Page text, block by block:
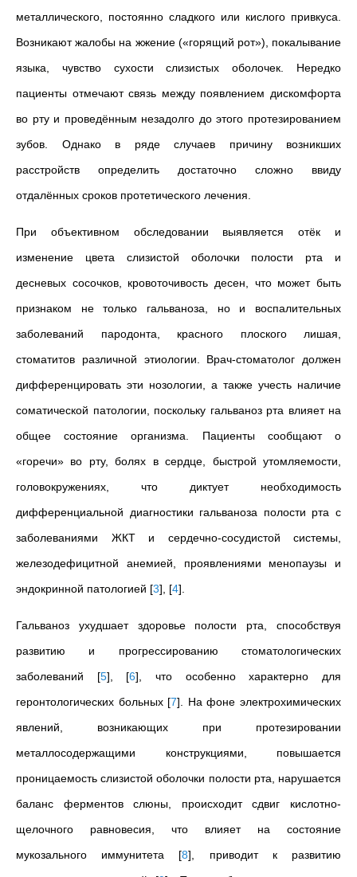
металлического, постоянно сладкого или кислого привкуса.
Возникают жалобы на жжение («горящий рот»), покалывание
языка, чувство сухости слизистых оболочек. Нередко
пациенты отмечают связь между появлением дискомфорта
во рту и проведённым незадолго до этого протезированием
зубов. Однако в ряде случаев причину возникших
расстройств определить достаточно сложно ввиду
отдалённых сроков протетического лечения.
При объективном обследовании выявляется отёк и
изменение цвета слизистой оболочки полости рта и
десневых сосочков, кровоточивость десен, что может быть
признаком не только гальваноза, но и воспалительных
заболеваний пародонта, красного плоского лишая,
стоматитов различной этиологии. Врач-стоматолог должен
дифференцировать эти нозологии, а также учесть наличие
соматической патологии, поскольку гальваноз рта влияет на
общее состояние организма. Пациенты сообщают о
«горечи» во рту, болях в сердце, быстрой утомляемости,
головокружениях, что диктует необходимость
дифференциальной диагностики гальваноза полости рта с
заболеваниями ЖКТ и сердечно-сосудистой системы,
железодефицитной анемией, проявлениями менопаузы и
эндокринной патологией [3] [4]
Гальваноз ухудшает здоровье полости рта, способствуя
развитию и прогрессированию стоматологических
заболеваний [5] [6] , что особенно характерно для
геронтологических больных [7] . На фоне электрохимических
явлений, возникающих при протезировании
металлосодержащими конструкциями, повышается
проницаемость слизистой оболочки полости рта, нарушается
баланс ферментов слюны, происходит сдвиг кислотно-
щелочного равновесия, что влияет на состояние
мукозального иммунитета [8] , приводит к развитию